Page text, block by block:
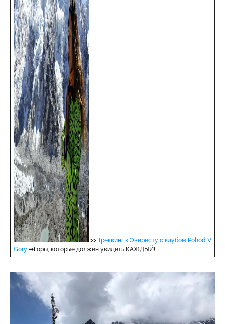
>> Треккинг к Эвересту с клубом Pohod V
Gory ➡Горы, которые должен увидеть КАЖДЫЙ!